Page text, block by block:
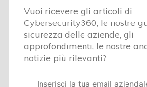
Vuoi ricevere gli articoli di
Cybersecurity360, le nostre
sicurezza delle aziende, gli
approfondimenti, le nostre
notizie più rilevanti?